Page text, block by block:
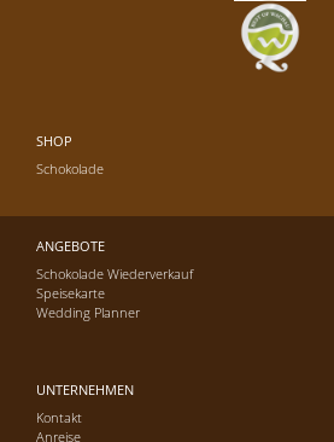
SHOP
Schokolade
ANGEBOTE
Schokolade Wiederverkauf
Speisekarte
Wedding Planner
UNTERNEHMEN
Kontakt
Anreise